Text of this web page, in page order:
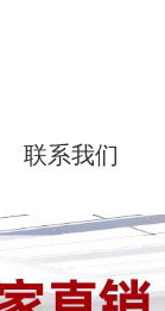
联系我们